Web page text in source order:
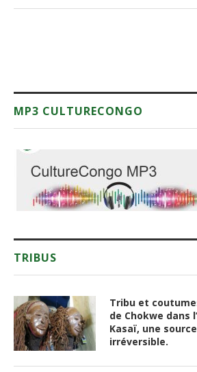
MP3 CULTURECONGO
TRIBUS
Tribu et
de Chokwe dans
Kasaï, une
irréversible.